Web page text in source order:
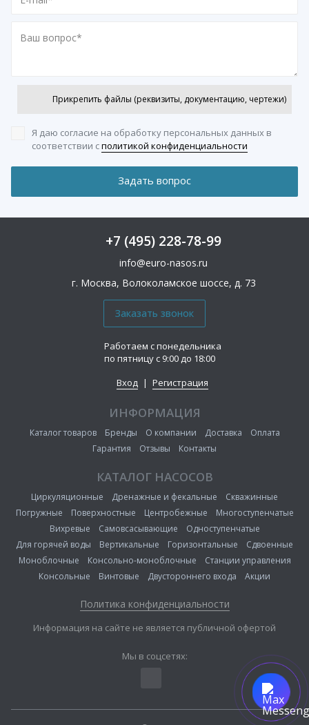
Прикрепить файлы (реквизиты, документацию, чертежи)
Я даю согласие на обработку персональных данных в
соответствии сполитикой конфиденциальности
+7 (495) 228-78-99
info@euro-nasos.ru
г. Москва, Волоколамское шоссе, д. 73
Работаем с понедельника
по пятницу с 9:00 до 18:00
Вход | Регистрация
ИНФОРМАЦИЯ
Каталог товаров Бренды О компании Доставка
Оплата
Гарантия
Отзывы Контакты
КАТАЛОГ НАСОСОВ
Циркуляционные Дренажные и фекальные
Скважинные
Погружные
Поверхностные Центробежные
Многоступенчатые
Вихревые
Самовсасывающие
Одноступенчатые
Для горячей воды
Вертикальные Горизонтальные
Сдвоенные
Моноблочные
Консольно-моноблочные
Станции управления
Консольные
Винтовые Двустороннего входа Акции
Политика конфиденциальности
Информация на сайте не является публичной офертой
Мы в соцсетях: